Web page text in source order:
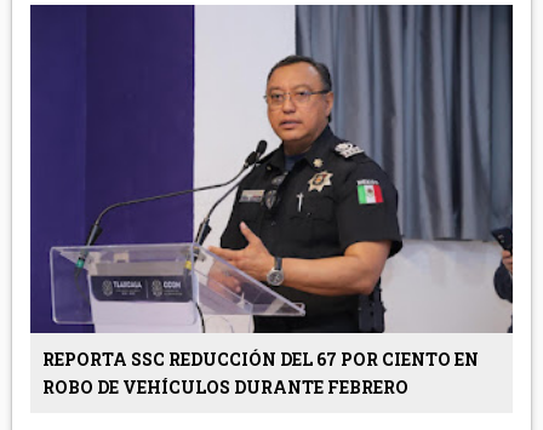
REPORTA SSC REDUCCIÓN DEL 67 POR CIENTO EN
ROBO DE VEHÍCULOS DURANTE FEBRERO